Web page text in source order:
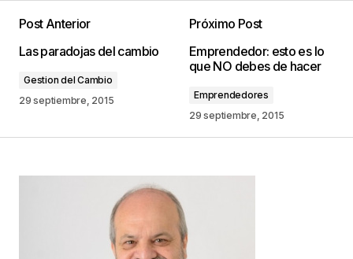
publicada. Los campos obligatorios están
*
Post Anterior
Las paradojas del cambio
Gestion del Cambio
29 septiembre, 2015
Próximo Post
Emprendedor: esto es lo
que NO debes de hacer
Emprendedores
29 septiembre, 2015